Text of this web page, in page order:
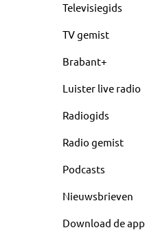
Televisiegids
TV gemist
Brabant+
Luister live radio
Radiogids
Radio gemist
Podcasts
Nieuwsbrieven
Download de app